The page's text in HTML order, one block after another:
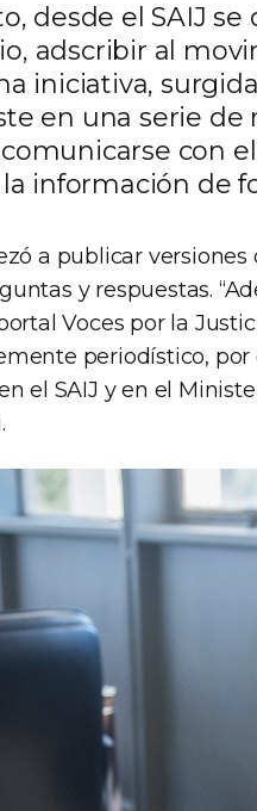
desde el SAIJ
adscribir al
iniciativa,
en una serie de
con
información de
a publicar
y respuestas.
Voces por la
periodístico,
el SAIJ y en el